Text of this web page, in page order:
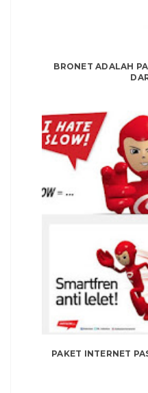
BRONET ADALAH
PAKET INTERNET